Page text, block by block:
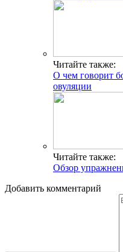
Читайте также:
О чем говорит
овуляции
Читайте также:
Обзор
Добавить комментарий